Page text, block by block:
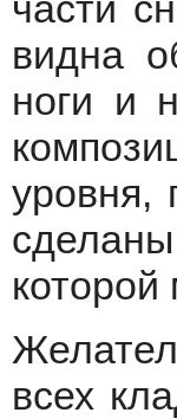
части
видна
ноги и
уровня,
всех